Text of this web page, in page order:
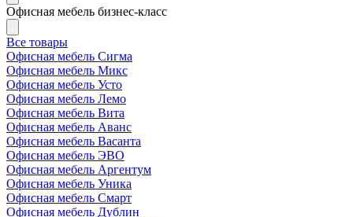
Офисная мебель бизнес-класс
Все товары
Офисная мебель Сигма
Офисная мебель Микс
Офисная мебель Усто
Офисная мебель Лемо
Офисная мебель Вита
Офисная мебель Аванс
Офисная мебель Васанта
Офисная мебель ЭВО
Офисная мебель Аргентум
Офисная мебель Уника
Офисная мебель Смарт
Офисная мебель Дублин